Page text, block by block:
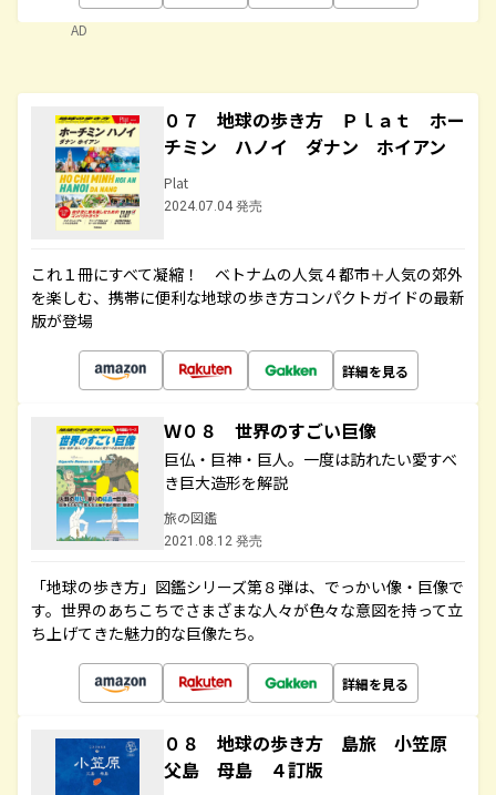
AD
０７ 地球の歩き方 Ｐｌａｔ ホー
チミン ハノイ ダナン ホイアン
Plat
2024.07.04 発売
これ１冊にすべて凝縮！ ベトナムの人気４都市＋人気の郊外
を楽しむ、携帯に便利な地球の歩き方コンパクトガイドの最新
版が登場
詳細を見る
Ｗ０８ 世界のすごい巨像
巨仏・巨神・巨人。一度は訪れたい愛すべ
き巨大造形を解説
旅の図鑑
2021.08.12 発売
「地球の歩き方」図鑑シリーズ第８弾は、でっかい像・巨像で
す。世界のあちこちでさまざまな人々が色々な意図を持って立
ち上げてきた魅力的な巨像たち。
詳細を見る
０８ 地球の歩き方 島旅 小笠原
父島 母島 ４訂版